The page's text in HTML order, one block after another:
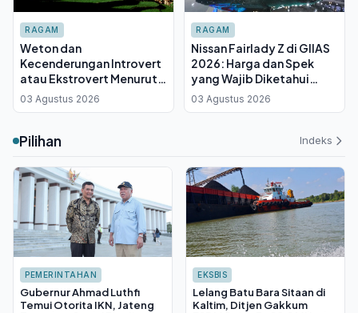
RAGAM
Weton dan
Kecenderungan Introvert
atau Ekstrovert Menurut
Primbon Jawa
03 Agustus 2026
RAGAM
Nissan Fairlady Z di GIIAS
2026: Harga dan Spek
yang Wajib Diketahui
Sebelum Booking
03 Agustus 2026
Pilihan Indeks
PEMERINTAHAN
Gubernur Ahmad Luthfi
Temui Otorita IKN, Jateng
EKSBIS
Lelang Batu Bara Sitaan di
Kaltim, Ditjen Gakkum